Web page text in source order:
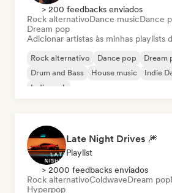
> 200 feedbacks enviados
Rock alternativoDance musicDance
Dream pop
Adicionar artistas às minhas playlists
Rock alternativo Dance pop
Dream
Drum and Bass
House music Indie
Indie rock
Late Night Drives 🎆
Playlist
> 2000 feedbacks enviados
Rock alternativoColdwaveDream pop
Hyperpop